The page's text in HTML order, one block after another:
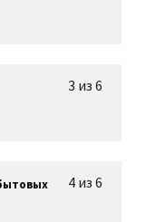
3 из 6
4 из 6